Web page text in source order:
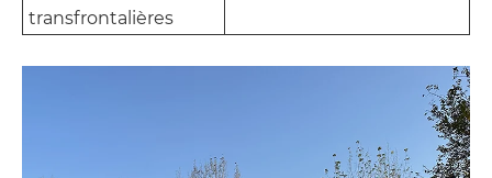
transfrontalières